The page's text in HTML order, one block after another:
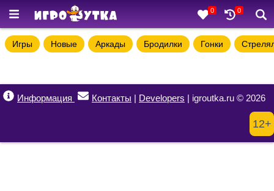
0 0
Игры Новые Аркады Бродилки Гонки
Информация Контакты | Developers | igroutka.ru © 2026
12+